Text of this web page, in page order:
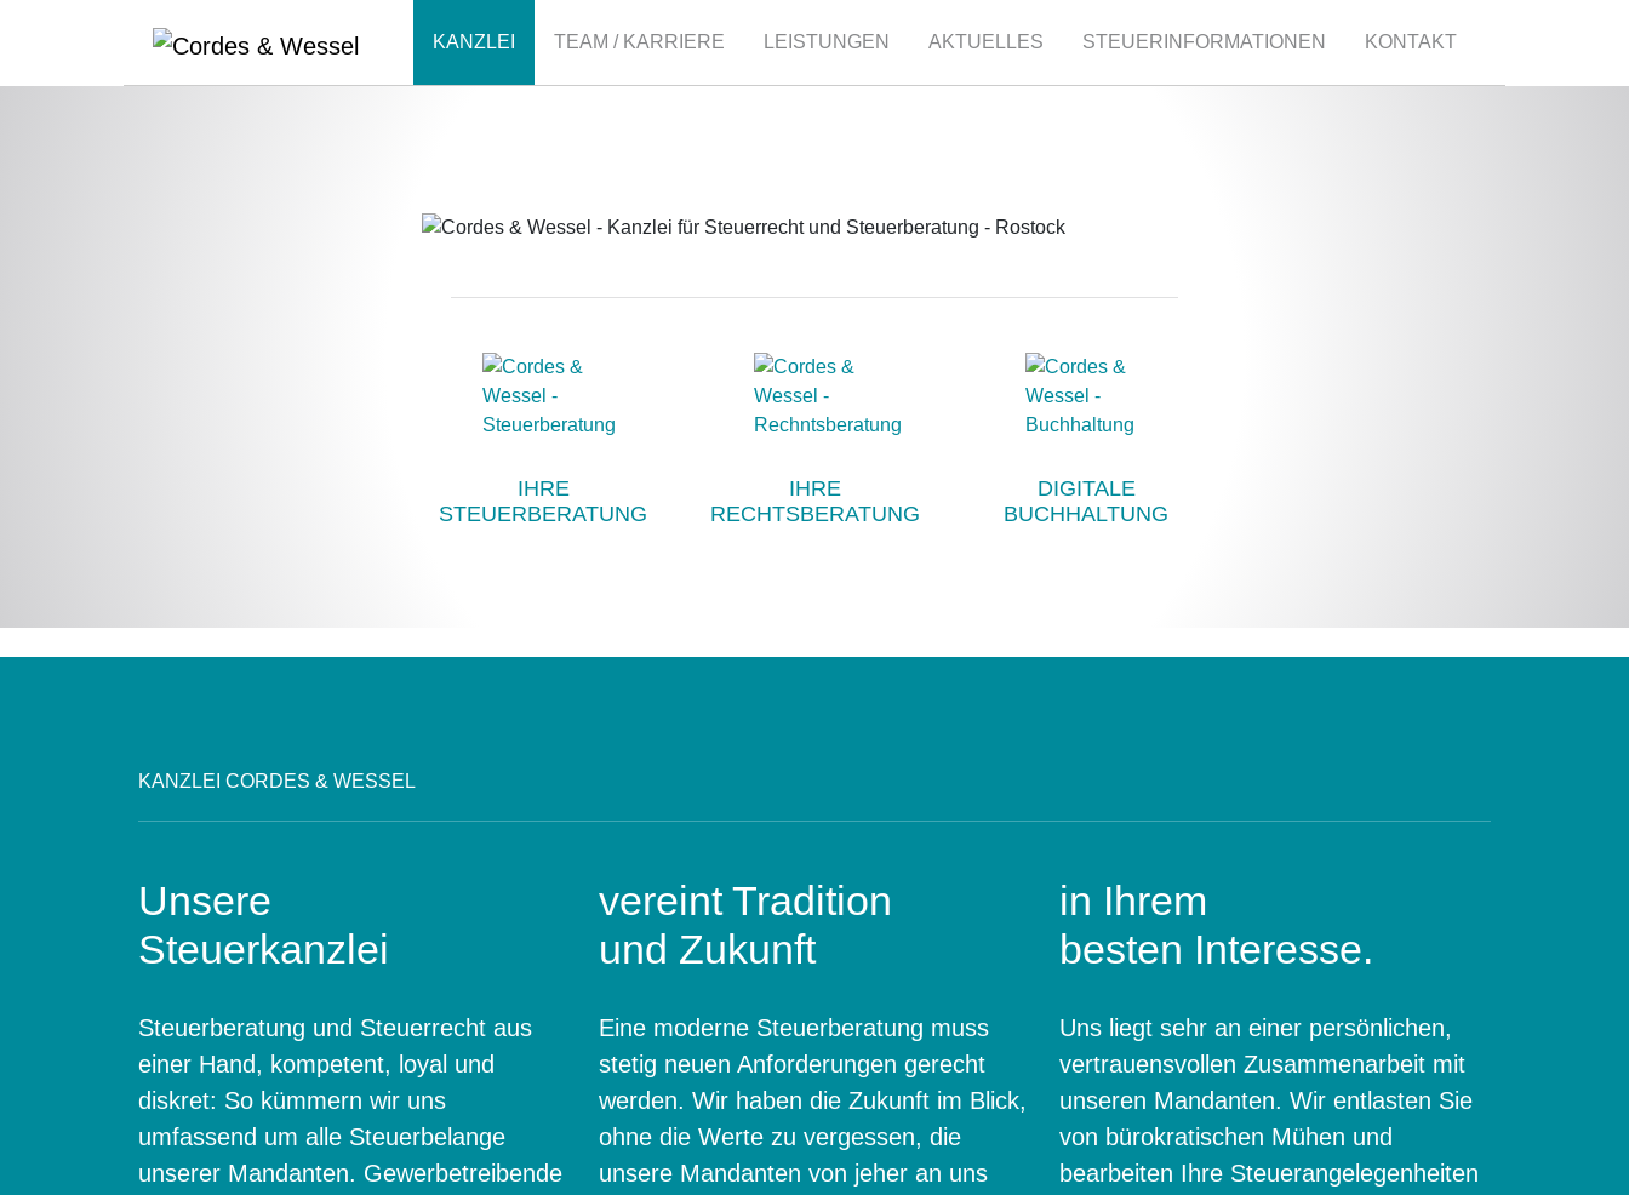
KANZLEI TEAM / KARRIERE LEISTUNGEN AKTUELLES STEUERINFORMATIONEN KONTAKT
IHRE
STEUERBERATUNG
IHRE
RECHTSBERATUNG
DIGITALE
BUCHHALTUNG
KANZLEI CORDES & WESSEL
Unsere
Steuerkanzlei
Steuerberatung und Steuerrecht aus
einer Hand, kompetent, loyal und
diskret: So kümmern wir uns
umfassend um alle Steuerbelange
unserer Mandanten. Gewerbetreibende
vereint Tradition
und Zukunft
Eine moderne Steuerberatung muss
stetig neuen Anforderungen gerecht
werden. Wir haben die Zukunft im Blick,
ohne die Werte zu vergessen, die
unsere Mandanten von jeher an uns
in Ihrem
besten Interesse.
Uns liegt sehr an einer persönlichen,
vertrauensvollen Zusammenarbeit mit
unseren Mandanten. Wir entlasten Sie
von bürokratischen Mühen und
bearbeiten Ihre Steuerangelegenheiten